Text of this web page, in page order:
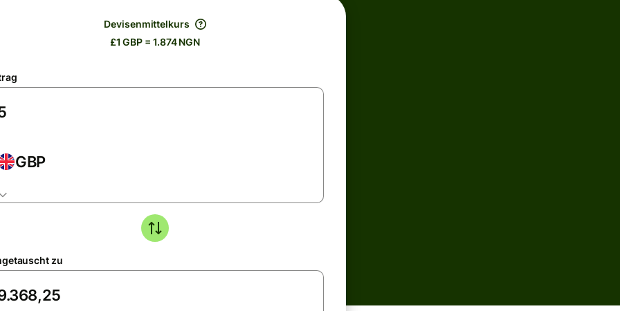
Devisenmittelkurs
£1 GBP = 1.874 NGN
GBP
zu